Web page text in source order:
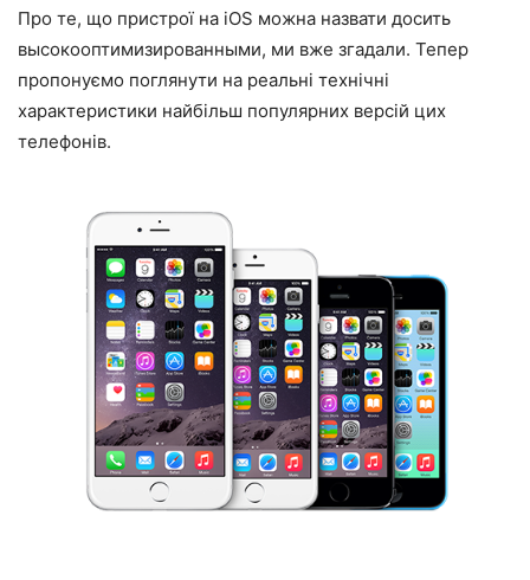
Про те, що пристрої на iOS можна назвати досить
высокооптимизированными, ми вже згадали. Тепер
пропонуємо поглянути на реальні технічні
характеристики найбільш популярних версій цих
телефонів.